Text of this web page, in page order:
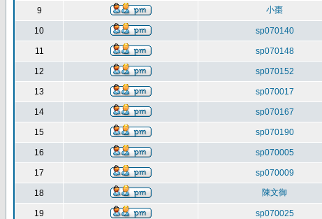
9 小棗
10 sp070140
11 sp070148
12 sp070152
13 sp070017
14 sp070167
15 sp070190
16 sp070005
17 sp070009
18 陳文御
19 sp070025